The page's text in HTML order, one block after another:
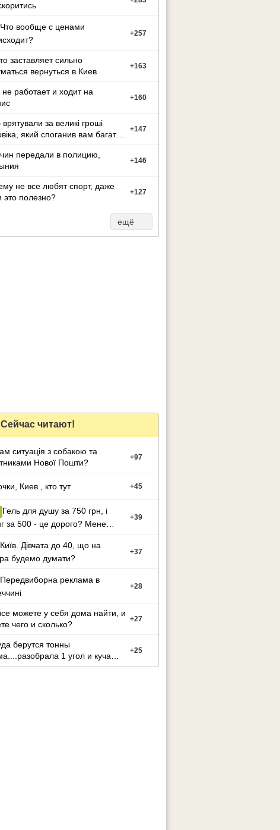
Что вообще с ценами
+257
заставляет сильно
вернуться в Киев
+163
работает и ходит на
+160
за великі гроші
який споганив вам багато
+147
передали в полицию,
+146
не все любят спорт, даже
это полезно?
+127
ещё
Сейчас читают!
ситуацiя з собакою та
Нової Пошти?
+97
Киев , кто тут +45
Гель для душу за 750 грн, і
за 500 - це дорого? Мене
+39
Київ. Дівчата до 40, що на
будемо думати?
+37
Передвиборна реклама в
+28
можете у себя дома найти, и
чего и сколько?
+27
берутся тонны
1 угол и куча
то мусора((((
+25